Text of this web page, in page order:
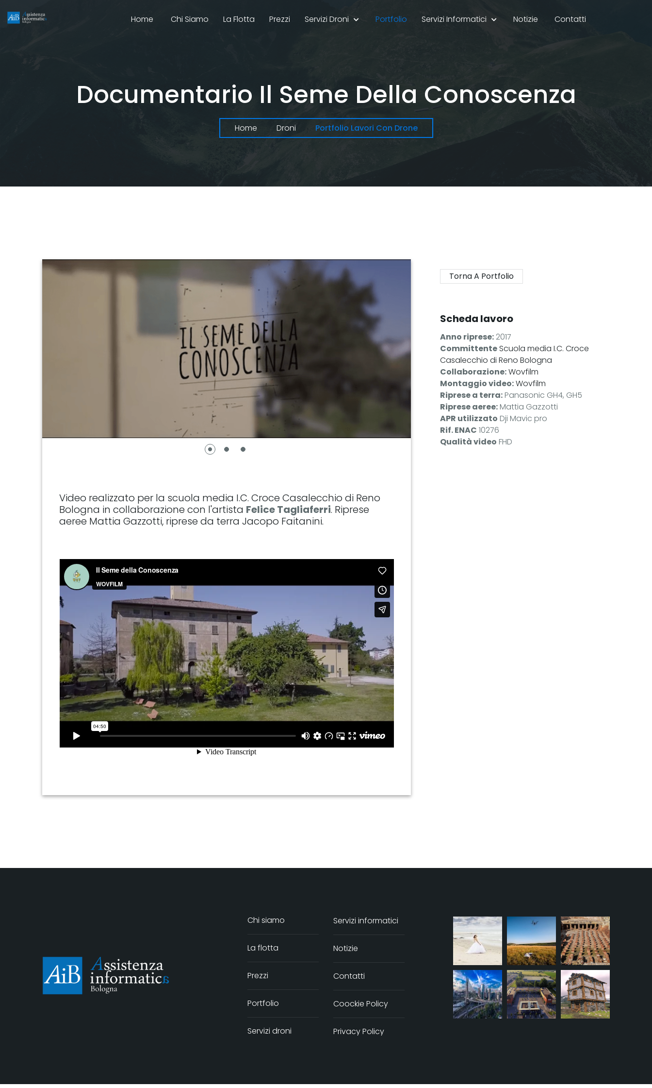
Home Chi Siamo La Flotta Prezzi Servizi Droni Portfolio Servizi Informatici Notizie Contatti
Documentario Il Seme Della Conoscenza
Home Droni Portfolio Lavori Con Drone
Video realizzato per la scuola media I.C. Croce Casalecchio di Reno
Bologna in collaborazione con l'artista Felice Tagliaferri. Riprese
aeree Mattia Gazzotti, riprese da terra Jacopo Faitanini.
Torna A Portfolio
Scheda lavoro
Anno riprese: 2017
CommittenteScuola media I.C. Croce
Casalecchio di Reno Bologna
Collaborazione:Wovfilm
Montaggio video:Wovfilm
Riprese a terra:Panasonic GH4, GH5
Riprese aeree:Mattia Gazzotti
APR utilizzato Dji Mavic pro
Rif. ENAC 10276
Qualità video FHD
Chi siamo
La flotta
Prezzi
Portfolio
Servizi droni
Servizi informatici
Notizie
Contatti
Coockie Policy
Privacy Policy